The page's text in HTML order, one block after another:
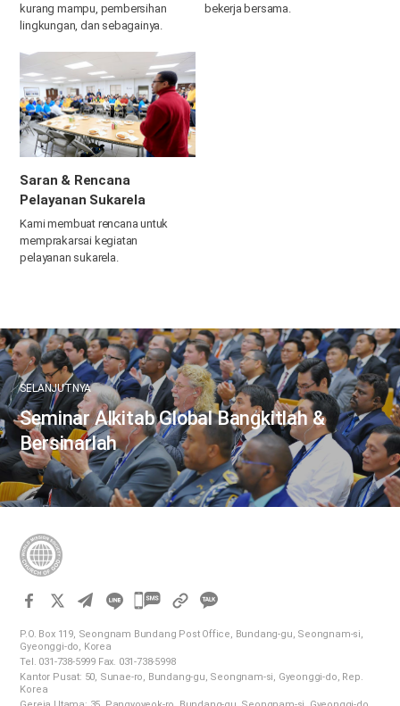
kurang mampu, pembersihan
lingkungan, dan sebagainya.
bekerja bersama.
Saran & Rencana
Pelayanan Sukarela
Kami membuat rencana untuk
memprakarsai kegiatan
pelayanan sukarela.
SELANJUTNYA
Seminar Alkitab Global Bangkitlah &
Bersinarlah
카
오
공
P.O. Box 119, Seongnam Bundang Post Office, Bundang-gu, Seongnam-si,
Gyeonggi-do, Korea
Tel. 031-738-5999 Fax. 031-738-5998
Kantor Pusat: 50, Sunae-ro, Bundang-gu, Seongnam-si, Gyeonggi-do, Rep.
Korea